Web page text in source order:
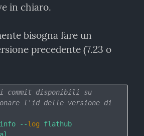
in chiaro.
bisogna fare un
precedente (7.23 o
commit disponibili su
l'id delle versione di
info --log flathub